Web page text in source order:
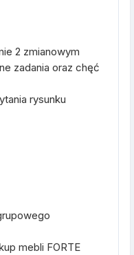
2 zmianowym
zadania oraz chęć
rysunku
mebli FORTE